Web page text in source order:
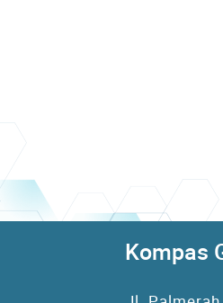
Kompas